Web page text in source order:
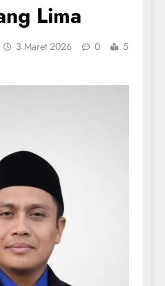
Lima
3 Maret 2026 0
5